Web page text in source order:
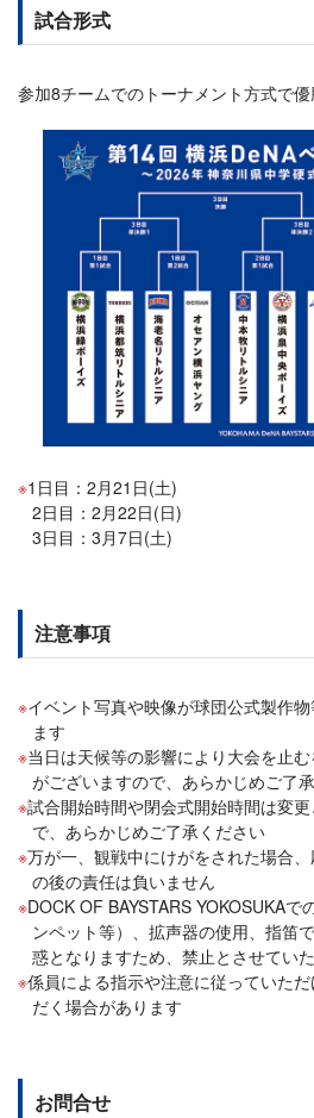
試合形式
参加8チームでのトーナメント方式で優
1日目：2月21日(土)
2日目：2月22日(日)
3日目：3月7日(土)
注意事項
イベント写真や映像が球団公式製作
ます
当日は天候等の影響により大会を止
がございますので、あらかじめご了
試合開始時間や閉会式開始時間は変
で、あらかじめご了承ください
万が一、観戦中にけがをされた場合
の後の責任は負いません
DOCK OF BAYSTARS YOKOSUKAで
ンペット等）、拡声器の使用、指笛
惑となりますため、禁止とさせてい
係員による指示や注意に従っていた
だく場合があります
お問合せ